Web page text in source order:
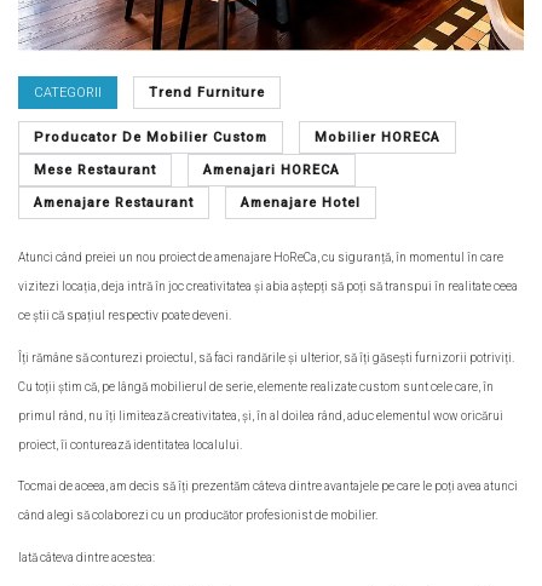
CATEGORII Trend Furniture
Producator De Mobilier Custom Mobilier HORECA
Mese Restaurant Amenajari HORECA
Amenajare Restaurant Amenajare Hotel
Atunci când preiei un nou proiect de amenajare HoReCa, cu siguranță, în momentul în care
vizitezi locația, deja intră în joc creativitatea și abia aștepți să poți să transpui în realitate ceea
ce știi că spațiul respectiv poate deveni.
Îți rămâne să conturezi proiectul, să faci randările și ulterior, să îți găsești furnizorii potriviți.
Cu toții știm că, pe lângă mobilierul de serie, elemente realizate custom sunt cele care, în
primul rând, nu îți limitează creativitatea, și, în al doilea rând, aduc elementul wow oricărui
proiect, îi conturează identitatea localului.
Tocmai de aceea, am decis să îți prezentăm câteva dintre avantajele pe care le poți avea atunci
când alegi să colaborezi cu un producător profesionist de mobilier.
Iată câteva dintre acestea: